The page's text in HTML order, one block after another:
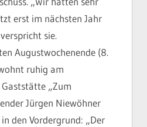
erst im nächsten Jahr
sie.
Augustwochenende (8.
ruhig am
„Zum
Jürgen Niewöhner
den Vordergrund: „Der